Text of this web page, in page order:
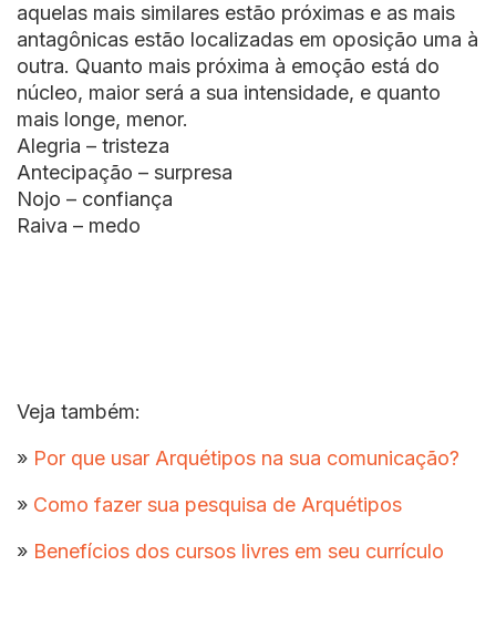
aquelas mais similares estão próximas e as mais
antagônicas estão localizadas em oposição uma à
outra. Quanto mais próxima à emoção está do
núcleo, maior será a sua intensidade, e quanto
mais longe, menor.
Alegria – tristeza
Antecipação – surpresa
Nojo – confiança
Raiva – medo
Veja também:
» Por que usar Arquétipos na sua comunicação?
» Como fazer sua pesquisa de Arquétipos
» Benefícios dos cursos livres em seu currículo